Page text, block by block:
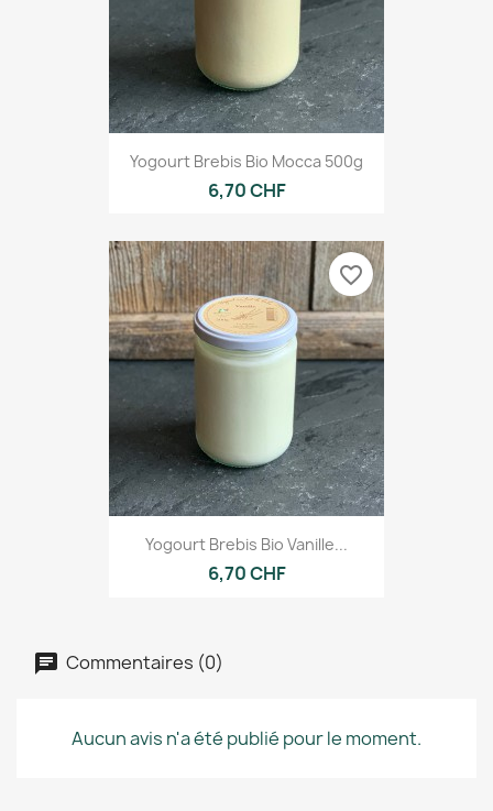
Yogourt Brebis Bio Mocca 500g
6,70 CHF
Yogourt Brebis Bio Vanille...
6,70 CHF
favorite_border
Commentaires (0)
Aucun avis n'a été publié pour le moment.